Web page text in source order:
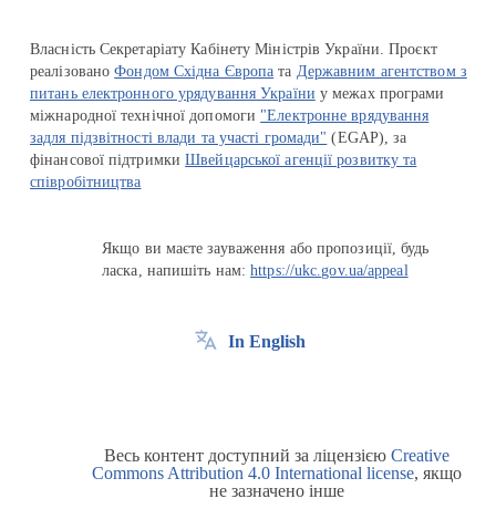
Власність Секретаріату Кабінету Міністрів України. Проєкт
реалізованоФондом Східна Європа та Державним агентством з
питань електронного урядування України у межах програми
міжнародної технічної допомоги "Електронне врядування
задля підзвітності влади та участі громади" (EGAP), за
фінансової підтримкиШвейцарської агенції розвитку та
співробітництва
Якщо ви маєте зауваження або пропозиції, будь
ласка, напишіть нам:https://ukc.gov.ua/appeal
In English
Весь контент доступний за ліцензією Creative
Commons Attribution 4.0 International license, якщо
не зазначено інше